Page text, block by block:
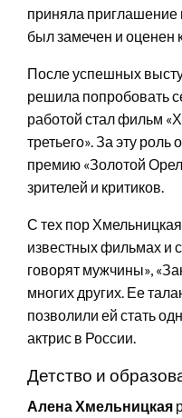
приняла приглашение
был замечен и оценен
После успешных
решила попробовать
работой стал фильм
третьего». За эту
премию «Золотой
зрителей и критиков.
С тех пор
известных фильмах и
говорят мужчины»,
многих других. Ее
позволили ей стать
актрис в России.
Детство и
Алена Хмельницкая